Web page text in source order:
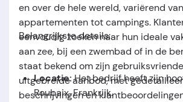
en over de hele wereld, variërend
appartementen tot campings.
eenvoudig zoeken naar hun ideale
aan zee, bij een zwembad of in de
staat bekend om zijn
uitgebreide aanbod, met
beschrijvingen en
Belangrijkste details:
Locatie:Het bedrijf heeft zijn
Roubaix, Frankrijk.